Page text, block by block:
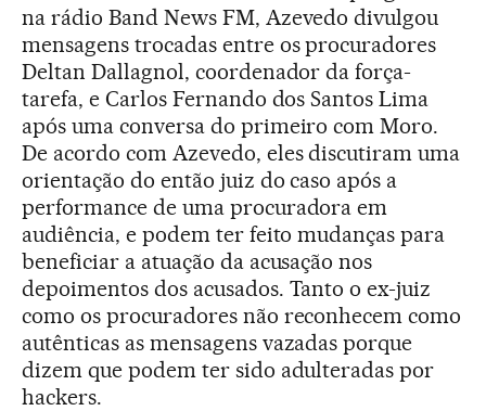
na rádio Band News FM, Azevedo divulgou
mensagens trocadas entre os procuradores
Deltan Dallagnol, coordenador da força-
tarefa, e Carlos Fernando dos Santos Lima
após uma conversa do primeiro com Moro.
De acordo com Azevedo, eles discutiram uma
orientação do então juiz do caso após a
performance de uma procuradora em
audiência, e podem ter feito mudanças para
beneficiar a atuação da acusação nos
depoimentos dos acusados. Tanto o ex-juiz
como os procuradores não reconhecem como
autênticas as mensagens vazadas porque
dizem que podem ter sido adulteradas por
hackers.